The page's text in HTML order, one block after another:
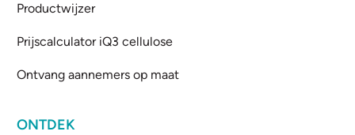
Productwijzer
Prijscalculator iQ3 cellulose
Ontvang aannemers op maat
ONTDEK